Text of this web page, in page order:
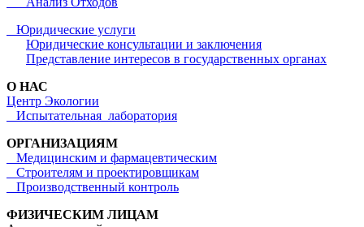
Юридические услуги
Юридические консультации и заключения
Представление интересов в государственных органах
О НАС
Центр Экологии
Испытательная лаборатория
ОРГАНИЗАЦИЯМ
Медицинским и фармацевтическим
Строителям и проектировщикам
Производственный контроль
ФИЗИЧЕСКИМ ЛИЦАМ